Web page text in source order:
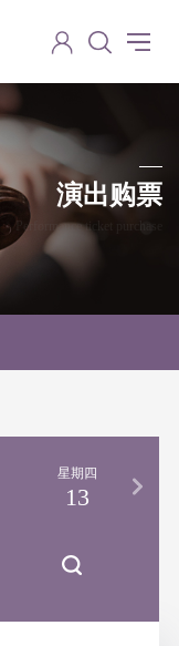
演出购票
Performance ticket purchase
星期四
13